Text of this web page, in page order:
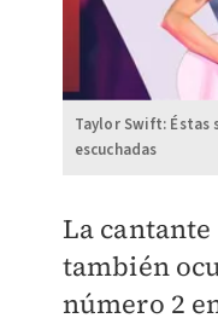
Taylor Swift: Éstas
escuchadas
La
también
número 2